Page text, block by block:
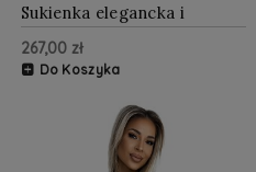
Sukienka elegancka i
kobieca z dodatkiem
wiskozy Czarna
267,00 zł
Do Koszyka